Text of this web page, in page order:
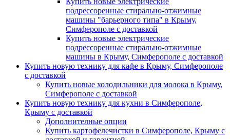
подрессоренные стирально-отжимные
машины "барьерного типа" в Крыму,
Симферополе с доставкой
Купить новые электрические
подрессоренные стирально-отжимные
машины в Крыму, Симферополе с доставкой
Купить новую технику для кафе в Крыму, Симферополе
с доставкой
Купить новые холодильники для молока в Крыму,
Симферополе с доставкой
Купить новую технику для кухни в Симферополе,
Крыму с доставкой
Дополнителные опции
Купить картофелечистки в Симферополе, Крыму с